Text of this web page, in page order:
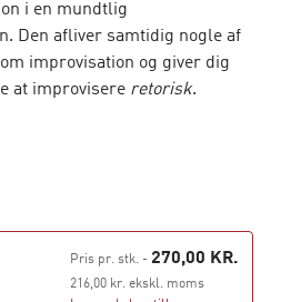
i en mundtlig
Den afliver samtidig nogle af
improvisation og giver dig
at improvisere retorisk.
indeholder den en række
i tale – fra
en minksag, en
Trump og Sofie Linde og
Pris pr. stk.- 270,00 KR.
216,00 kr. ekskl. moms